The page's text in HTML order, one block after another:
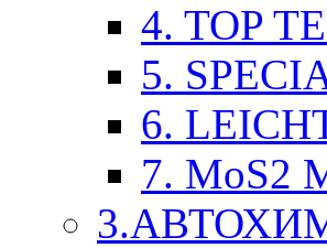
4. TOP
5.
6.
7.